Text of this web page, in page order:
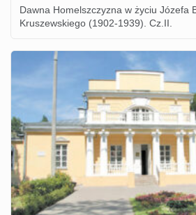
Dawna Homelszczyzna w życiu Józefa
Kruszewskiego (1902-1939). Cz.II.